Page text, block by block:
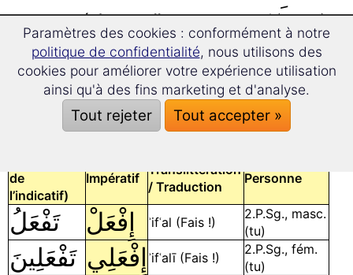
composé des voyelles courtesa ou i ( ـَouـِ),
alors lealifreçoit lavoyelle brèvei (soit إِ ).
Nous vous montrons la construction de l’impératif
de nouveau à l’aide du verbe « faire » [فَعَلَ
de
l’indicatif)
Impératif
Translittération
/ Traduction
Personne
تَفْعَلُ إِفْعَلْ ʾifʿal (Fais !)
2.P.Sg., masc.
(tu)
تَفْعَلِينَ إِفْعَلِي ʾifʿalī (Fais !)
2.P.Sg., fém.
(tu)
Paramètres des cookies : conformément à notre
politique de confidentialité, nous utilisons des
cookies pour améliorer votre expérience utilisation
ainsi qu'à des fins marketing et d'analyse.
Tout rejeter Tout accepter »